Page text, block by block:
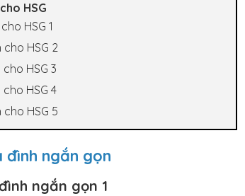
HSG
HSG 1
HSG 2
HSG 3
HSG 4
HSG 5
ngắn gọn
ngắn gọn 1